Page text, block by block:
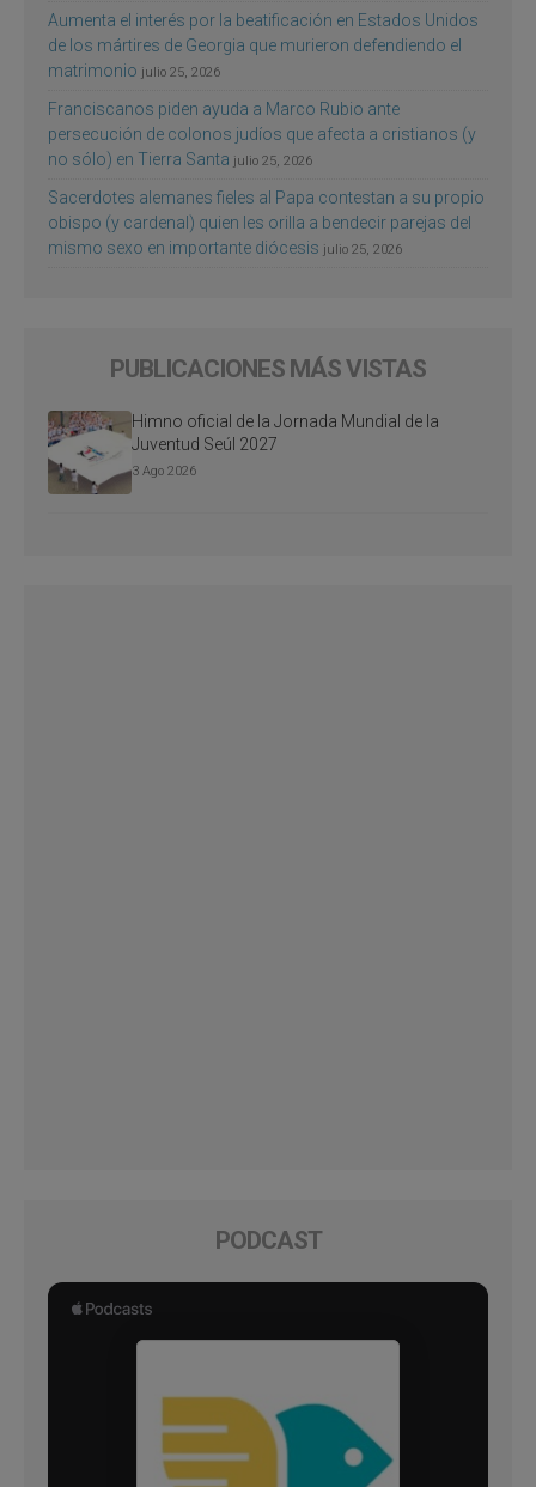
Aumenta el interés por la beatificación en Estados Unidos
de los mártires de Georgia que murieron defendiendo el
matrimonio julio 25, 2026
Franciscanos piden ayuda a Marco Rubio ante
persecución de colonos judíos que afecta a cristianos (y
no sólo) en Tierra Santa julio 25, 2026
Sacerdotes alemanes fieles al Papa contestan a su propio
obispo (y cardenal) quien les orilla a bendecir parejas del
mismo sexo en importante diócesis julio 25, 2026
PUBLICACIONES MÁS VISTAS
Himno oficial de la Jornada Mundial de la
Juventud Seúl 2027
3 Ago 2026
PODCAST